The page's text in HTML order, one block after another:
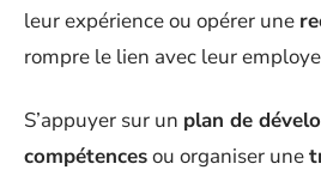
leur expérience ou opérer une
rompre le lien avec leur
S’appuyer sur un plan de
compétencesou organiser une